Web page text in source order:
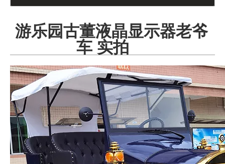
游乐园古董液晶显示器老爷
车 实拍